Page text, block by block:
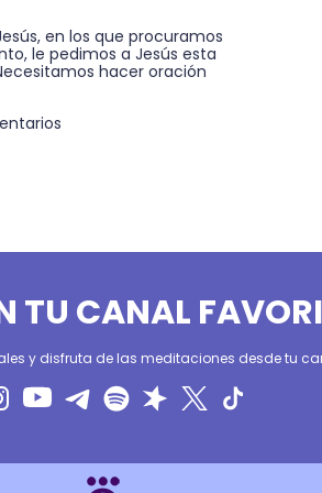
en los que procuramos
le pedimos a Jesús esta
hacer oración
TU CANAL
y disfruta de las meditaciones desde tu